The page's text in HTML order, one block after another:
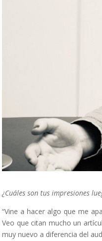
¿Cuáles son tus impresiones
“Vine a hacer algo que me
Veo que citan mucho un
muy nuevo a diferencia del